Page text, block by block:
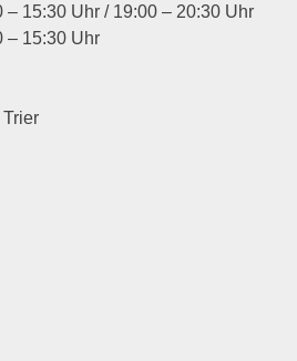
– 15:30 Uhr / 19:00 – 20:30 Uhr
– 15:30 Uhr